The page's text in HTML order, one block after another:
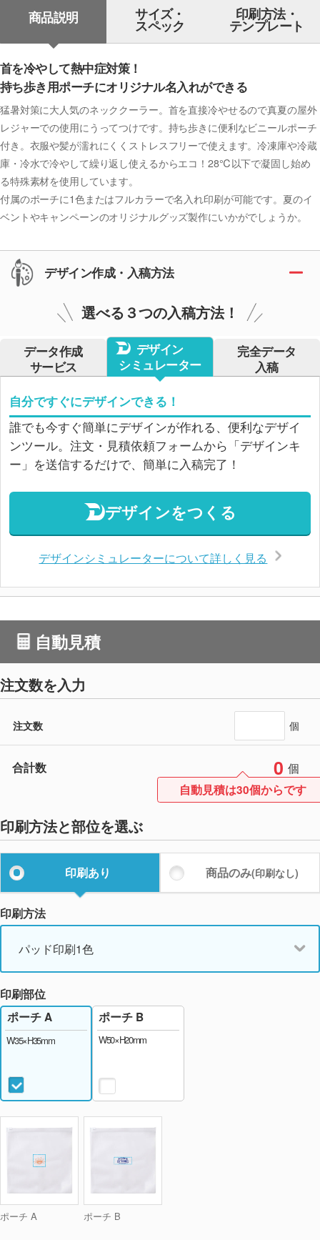
商品説明 サイズ・
スペック
印刷方法・
テンプレート
首を冷やして熱中症対策！
持ち歩き用ポーチにオリジナル名入れができる
猛暑対策に大人気のネッククーラー。首を直接冷やせるので真夏の屋外
レジャーでの使用にうってつけです。持ち歩きに便利なビニールポーチ
付き。衣服や髪が濡れにくくストレスフリーで使えます。冷凍庫や冷蔵
庫・冷水で冷やして繰り返し使えるからエコ！28℃以下で凝固し始め
る特殊素材を使用しています。
付属のポーチに1色またはフルカラーで名入れ印刷が可能です。夏のイ
ベントやキャンペーンのオリジナルグッズ製作にいかがでしょうか。
デザイン作成・入稿方法
選べる３つの入稿方法！
データ作成
サービス
デザイン
シミュレーター
完全データ
入稿
自分ですぐにデザインできる！
誰でも今すぐ簡単にデザインが作れる、便利なデザイ
ンツール。注文・見積依頼フォームから「デザインキ
ー」を送信するだけで、簡単に入稿完了！
デザインをつくる
デザインシミュレーターについて詳しく見る
自動見積
注文数を入力
注文数 個
合計数 0 個
自動見積は30個からです
印刷方法と部位を選ぶ
印刷あり 商品のみ(印刷なし)
印刷方法
パッド印刷1色
印刷部位
ポーチ A ポーチ B
ポーチ A
W35×H35mm
ポーチ B
W50×H20mm